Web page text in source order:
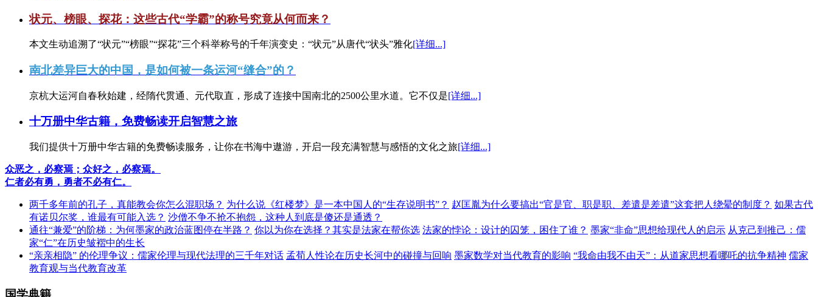
状元、榜眼、探花：这些古代“学霸”的称号究竟从何而来？
本文生动追溯了“状元”“榜眼”“探花”三个科举称号的千年演变史：“状元”从唐代“状头”雅化[详细...]
南北差异巨大的中国，是如何被一条运河“缝合”的？
京杭大运河自春秋始建，经隋代贯通、元代取直，形成了连接中国南北的2500公里水道。它不仅是[详细...]
十万册中华古籍，免费畅读开启智慧之旅
我们提供十万册中华古籍的免费畅读服务，让你在书海中遨游，开启一段充满智慧与感悟的文化之旅[详细...]
众恶之，必察焉；众好之，必察焉。
仁者必有勇，勇者不必有仁。
两千多年前的孔子，真能教会你怎么混职场？ 为什么说《红楼梦》是一本中国人的“生存说明书”？ 赵匡胤为什么要搞出“官是官、职是职、差遣是差遣”这套把人绕晕的制度？ 如果古代
有诺贝尔奖，谁最有可能入选？ 沙僧不争不抢不抱怨，这种人到底是傻还是通透？
通往“兼爱”的阶梯：为何墨家的政治蓝图停在半路？ 你以为你在选择？其实是法家在帮你选 法家的悖论：设计的囚笼，困住了谁？ 墨家“非命”思想给现代人的启示 从克己到推己：儒
家“仁”在历史皱褶中的生长
“亲亲相隐” 的伦理争议：儒家伦理与现代法理的三千年对话 孟荀人性论在历史长河中的碰撞与回响 墨家数学对当代教育的影响 “我命由我不由天”：从道家思想看哪吒的抗争精神 儒家
教育观与当代教育改革
国学典籍